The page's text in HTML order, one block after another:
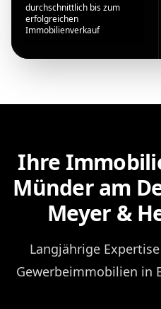
durchschnittlich bis zum
erfolgreichen
Immobilienverkauf
Ihre
Münder am
Meyer &
Langjährige
Gewerbeimmobilien in